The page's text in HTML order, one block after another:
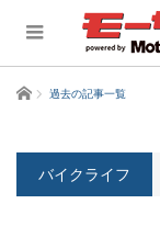
ホーム 過去の記事一覧
バイクライフ